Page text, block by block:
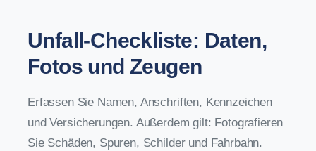
Unfall-Checkliste: Daten,
Fotos und Zeugen
Erfassen Sie Namen, Anschriften, Kennzeichen
und Versicherungen. Außerdem gilt: Fotografieren
Sie Schäden, Spuren, Schilder und Fahrbahn.